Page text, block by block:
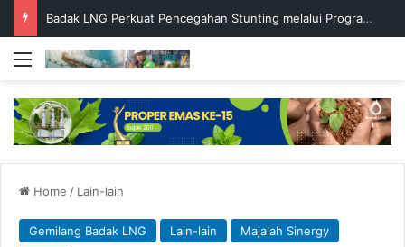
Badak LNG Perkuat Pencegahan Stunting melalui Program Akar Ranting
Menu
Home / Lain-lain
Gemilang Badak LNG Lain-lain
Majalah Sinergy